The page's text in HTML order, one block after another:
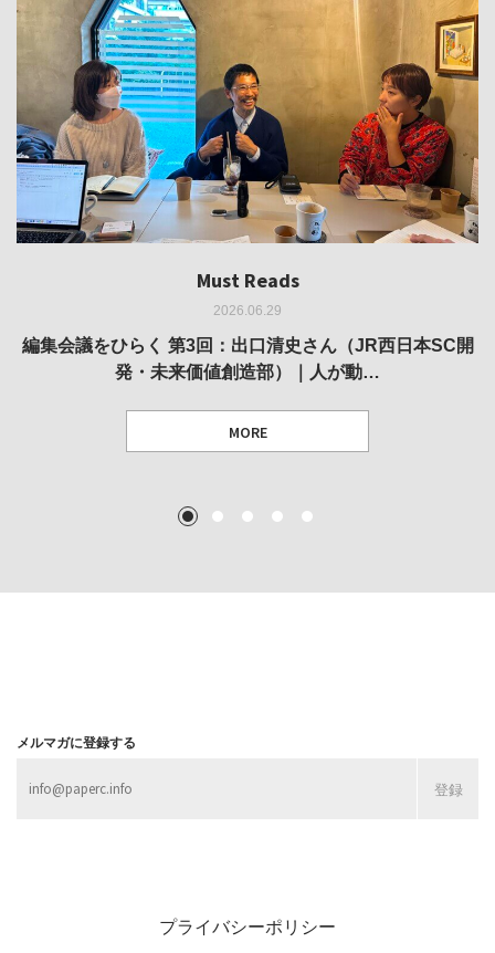
Must Reads
2026.06.29
編集会議をひらく 第3回：出口清史さん（JR西日本SC開
発・未来価値創造部）｜人が動…
MORE
Must Reads
2026.05.14
REVIEW｜果たして美術家・梅津庸一は、「大阪のゆかり
作家」となることができたのか…
Must Reads
2026.03.11
REPORT｜博覧会の残像
MORE
Must Reads
2026.02.25
REVIEW｜菊池聡太朗 個展「余りの風景」
MORE
Must Reads
2025.10.01
REVIEW｜生の存在証明としての線——「ライフライン」
展
1 2 3 4 5
メルマガに登録する
プライバシーポリシー